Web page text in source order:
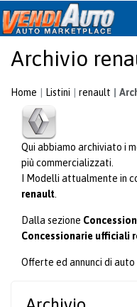
Archivio
Home Listini renault
Qui abbiamo archiviato i
più commercializzati.
I Modelli attualmente in
renault
Dalla sezione
Concessionarie ufficiali
Offerte ed annunci di auto